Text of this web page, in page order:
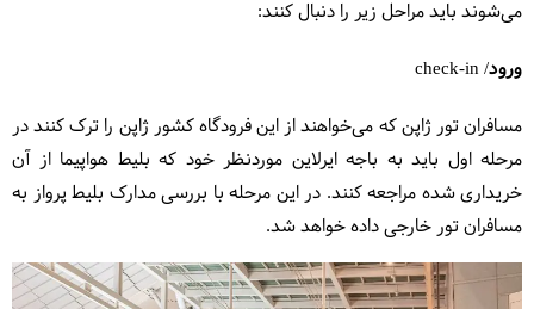
می‌شوند باید مراحل زیر را دنبال کنند:
ورود/ check-in
مسافران تور ژاپن که می‌خواهند از این فرودگاه کشور ژاپن را ترک کنند در
مرحله اول باید به باجه ایرلاین موردنظر خود که بلیط هواپیما از آن
خریداری شده مراجعه کنند. در این مرحله با بررسی مدارک بلیط پرواز به
مسافران تور خارجی داده خواهد شد.